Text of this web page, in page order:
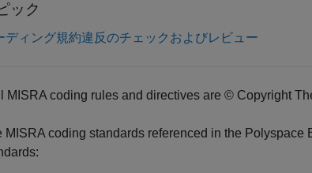
ック
ディング規約違反のチェックおよびレビュー
MISRA coding rules and directives are © Copyright
MISRA coding standards referenced in the Polyspace